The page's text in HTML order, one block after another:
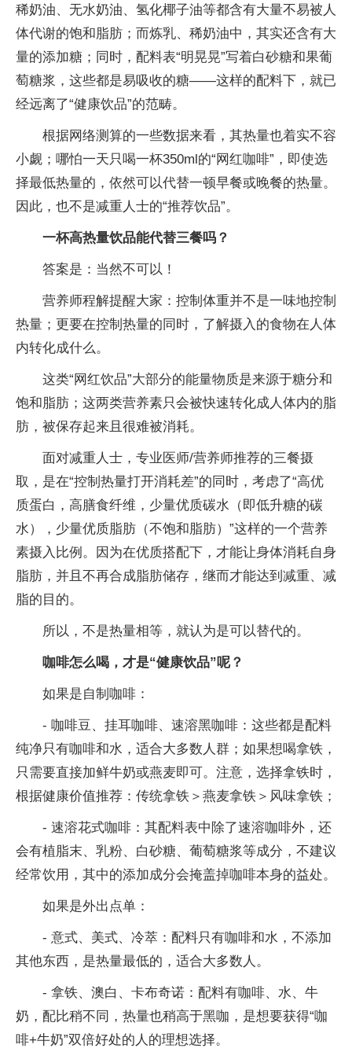
稀奶油、无水奶油、氢化椰子油等都含有大量不易被人
体代谢的饱和脂肪；而炼乳、稀奶油中，其实还含有大
量的添加糖；同时，配料表“明晃晃”写着白砂糖和果葡
萄糖浆，这些都是易吸收的糖——这样的配料下，就已
经远离了“健康饮品”的范畴。
根据网络测算的一些数据来看，其热量也着实不容
小觑；哪怕一天只喝一杯350ml的“网红咖啡”，即使选
择最低热量的，依然可以代替一顿早餐或晚餐的热量。
因此，也不是减重人士的“推荐饮品”。
一杯高热量饮品能代替三餐吗？
答案是：当然不可以！
营养师程解提醒大家：控制体重并不是一味地控制
热量；更要在控制热量的同时，了解摄入的食物在人体
内转化成什么。
这类“网红饮品”大部分的能量物质是来源于糖分和
饱和脂肪；这两类营养素只会被快速转化成人体内的脂
肪，被保存起来且很难被消耗。
面对减重人士，专业医师/营养师推荐的三餐摄
取，是在“控制热量打开消耗差”的同时，考虑了“高优
质蛋白，高膳食纤维，少量优质碳水（即低升糖的碳
水），少量优质脂肪（不饱和脂肪）”这样的一个营养
素摄入比例。因为在优质搭配下，才能让身体消耗自身
脂肪，并且不再合成脂肪储存，继而才能达到减重、减
脂的目的。
所以，不是热量相等，就认为是可以替代的。
咖啡怎么喝，才是“健康饮品”呢？
如果是自制咖啡：
- 咖啡豆、挂耳咖啡、速溶黑咖啡：这些都是配料
纯净只有咖啡和水，适合大多数人群；如果想喝拿铁，
只需要直接加鲜牛奶或燕麦即可。注意，选择拿铁时，
根据健康价值推荐：传统拿铁＞燕麦拿铁＞风味拿铁；
- 速溶花式咖啡：其配料表中除了速溶咖啡外，还
会有植脂末、乳粉、白砂糖、葡萄糖浆等成分，不建议
经常饮用，其中的添加成分会掩盖掉咖啡本身的益处。
如果是外出点单：
- 意式、美式、冷萃：配料只有咖啡和水，不添加
其他东西，是热量最低的，适合大多数人。
- 拿铁、澳白、卡布奇诺：配料有咖啡、水、牛
奶，配比稍不同，热量也稍高于黑咖，是想要获得“咖
啡+牛奶”双倍好处的人的理想选择。